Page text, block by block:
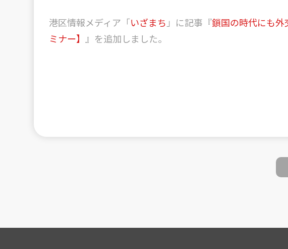
港区情報メディア「いざまち 」に記事『鎖国の時代にも
ミナー】
』を追加しました。